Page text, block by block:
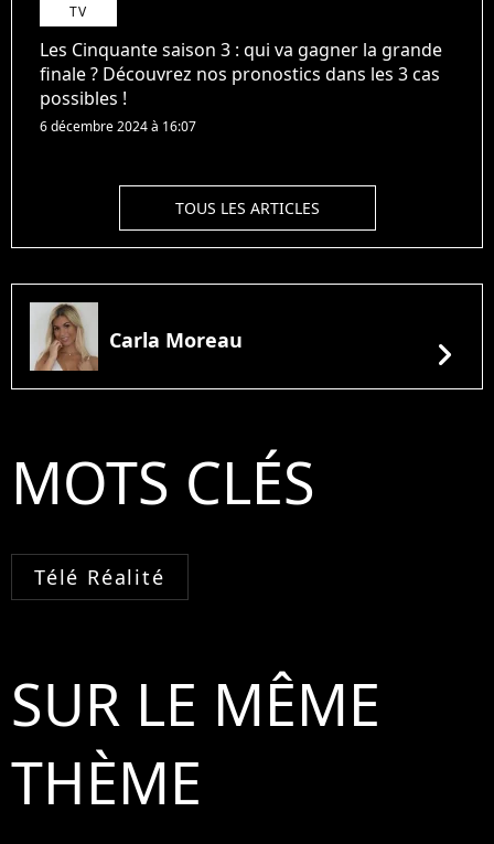
TV
Les Cinquante saison 3 : qui va gagner la grande
finale ? Découvrez nos pronostics dans les 3 cas
possibles !
6 décembre 2024 à 16:07
TOUS LES ARTICLES
Carla Moreau chevron_right
MOTS CLÉS
Télé Réalité
SUR LE MÊME
THÈME